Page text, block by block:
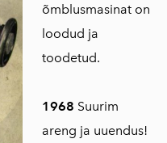
õmblusmasinat on
loodud ja
toodetud.
1968 Suurim
areng ja uuendus!